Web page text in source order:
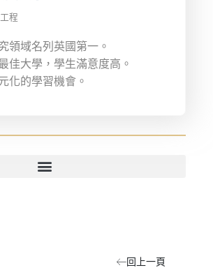
程
領域名列英國第一。
佳大學，學生滿意度高。
化的學習機會。
回上一頁